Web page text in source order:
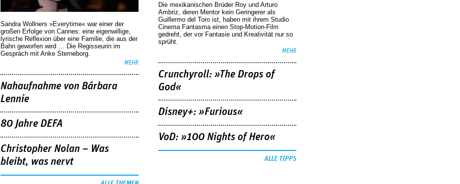
Sandra Wollners »Everytime« war einer der
großen Erfolge von Cannes: eine eigenwillige,
lyrische Reflexion über eine ­Familie, die aus der
Bahn geworfen wird … Die Regisseurin im
Gespräch mit Anke Sterneborg.
MEHR
Nahaufnahme von Bárbara
Lennie
80 Jahre DEFA
Christopher Nolan – Was
bleibt, was nervt
Die mexikanischen Brüder Roy und Arturo
Ambriz, deren Mentor kein Geringerer als
Guillermo del Toro ist, haben mit ihrem Studio
Cinema Fantasma einen Stop-Motion-Film
gedreht, der vor Fantasie und Kreativität nur so
sprüht.
MEHR
Crunchyroll: »The Drops of
God«
Disney+: »Furious«
VoD: »100 Nights of Hero«
ALLE TIPPS